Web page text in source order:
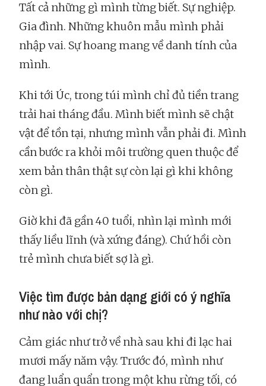
Tất cả những gì mình từng biết. Sự nghiệp.
Gia đình. Những khuôn mẫu mình phải
nhập vai. Sự hoang mang về danh tính của
mình.
Khi tới Úc, trong túi mình chỉ đủ tiền trang
trải hai tháng đầu. Mình biết mình sẽ chật
vật để tồn tại, nhưng mình vẫn phải đi. Mình
cần bước ra khỏi môi trường quen thuộc để
xem bản thân thật sự còn lại gì khi không
còn gì.
Giờ khi đã gần 40 tuổi, nhìn lại mình mới
thấy liều lĩnh (và xứng đáng). Chứ hồi còn
trẻ mình chưa biết sợ là gì.
Việc tìm được bản dạng giới có ý nghĩa
như nào với chị?
Cảm giác như trở về nhà sau khi đi lạc hai
mươi mấy năm vậy. Trước đó, mình như
đang luẩn quẩn trong một khu rừng tối, có